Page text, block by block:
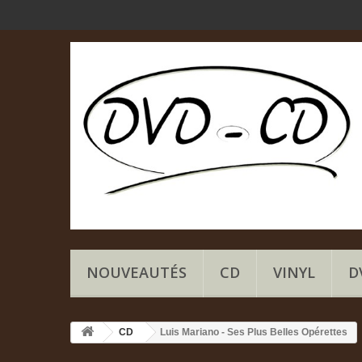
NOUVEAUTÉS CD VINYL
CD Luis Mariano - Ses Plus Belles Opérettes